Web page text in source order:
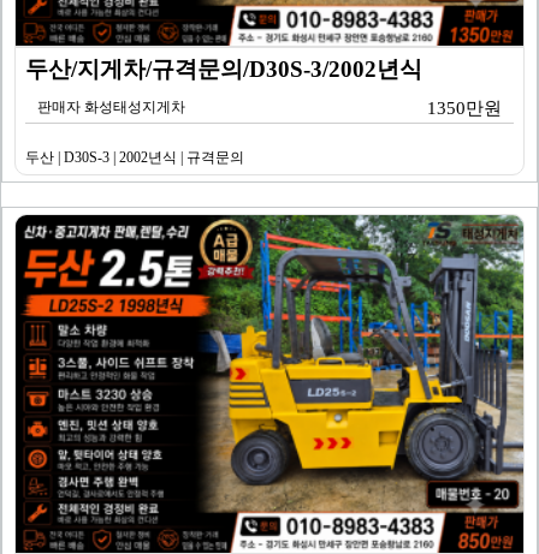
두산/지게차/규격문의/D30S-3/2002년식
판매자 화성태성지게차 1350만원
두산 | D30S-3 | 2002년식 | 규격문의